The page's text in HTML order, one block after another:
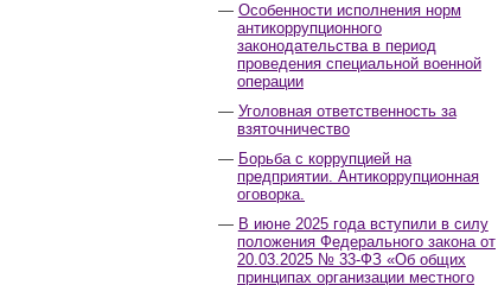
Особенности исполнения норм
антикоррупционного
законодательства в период
проведения специальной военной
операции
Уголовная ответственность за
взяточничество
Борьба с коррупцией на
предприятии. Антикоррупционная
оговорка.
В июне 2025 года вступили в силу
положения Федерального закона от
20.03.2025 № 33-ФЗ «Об общих
принципах организации местного